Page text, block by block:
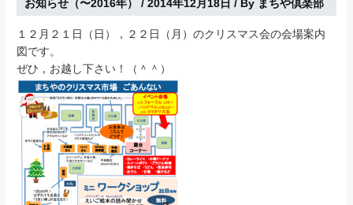
お知らせ（〜2016年） / 2014年12月18日 / By まちや倶楽部
１２月２１日（日），２２日（月）のクリスマス会の会場案内
図です。
ぜひ，お越し下さい！（＾＾）